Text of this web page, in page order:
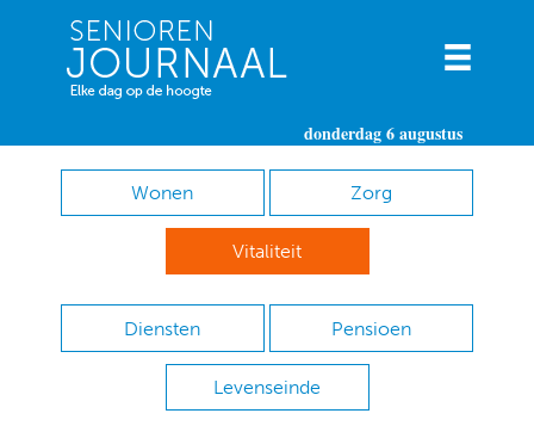
donderdag 6 augustus
Wonen Zorg
Vitaliteit
Diensten Pensioen
Levenseinde